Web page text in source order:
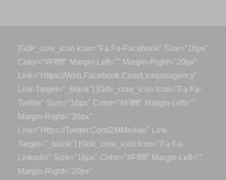
[gdlr_core_icon Icon="fa Fa-Facebook" Size="16px"
Color="#ffffff" Margin-Left="" Margin-Right="20px"
Link="https://web.facebook.com/lionproagency"
Link-Target="_blank"] [gdlr_core_icon Icon="fa Fa-
Twitter" Size="16px" Color="#ffffff" Margin-Left=""
Margin-Right="20px"
Link="https://twitter.com/2MMedias" Link-
Target="_blank"] [gdlr_core_icon Icon="fa Fa-
Linkedin" Size="16px" Color="#ffffff" Margin-Left=""
Margin-Right="20px"